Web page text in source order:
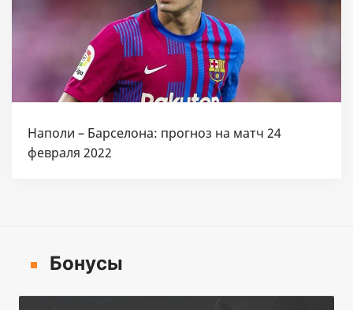
Наполи – Барселона: прогноз на матч 24
февраля 2022
Бонусы